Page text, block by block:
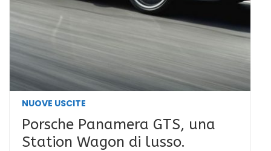
NUOVE USCITE
Porsche Panamera GTS, una
Station Wagon di lusso.